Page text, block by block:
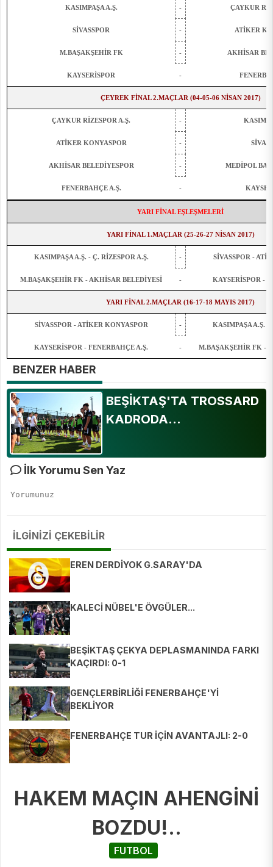
KASIMPAŞA A.Ş. - ÇAYKUR
SİVASSPOR - ATİKER
M.BAŞAKŞEHİR FK - AKHİSAR
KAYSERİSPOR -
ÇEYREK FİNAL 2.MAÇLAR (04-05-06 NİSAN 2017)
ÇAYKUR RİZESPOR A.Ş. -
ATİKER KONYASPOR -
AKHİSAR BELEDİYESPOR - MEDİPOL
FENERBAHÇE A.Ş. -
YARI FİNAL EŞLEŞMELERİ
YARI FİNAL 1.MAÇLAR (25-26-27 NİSAN 2017)
KASIMPAŞA A.Ş. - Ç. RİZESPOR A.Ş. - SİVASSPOR -
M.BAŞAKŞEHİR FK - AKHİSAR BELEDİYESİ - KAYSERİSPOR -
YARI FİNAL 2.MAÇLAR (16-17-18 MAYIS 2017)
SİVASSPOR - ATİKER KONYASPOR - KASIMPAŞA A.Ş. -
KAYSERİSPOR - FENERBAHÇE A.Ş. - M.BAŞAKŞEHİR FK -
BENZER HABER
BEŞİKTAŞ'TA TROSSARD
KADRODA...
İlk Yorumu Sen Yaz
İLGİNİZİ ÇEKEBİLİR
EREN DERDİYOK G.SARAY'DA
KALECİ NÜBEL'E ÖVGÜLER...
BEŞİKTAŞ ÇEKYA DEPLASMANINDA FARKI
KAÇIRDI: 0-1
GENÇLERBİRLİĞİ FENERBAHÇE'Yİ
BEKLİYOR
FENERBAHÇE TUR İÇİN AVANTAJLI: 2-0
HAKEM MAÇIN AHENGİNİ
BOZDU!..
FUTBOL